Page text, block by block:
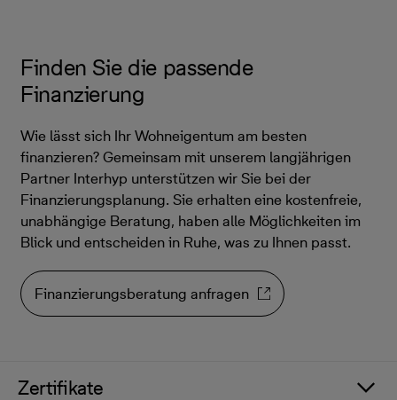
Finden Sie die passende
Finanzierung
Wie lässt sich Ihr Wohneigentum am besten
finanzieren? Gemeinsam mit unserem langjährigen
Partner Interhyp unterstützen wir Sie bei der
Finanzierungsplanung. Sie erhalten eine kostenfreie,
unabhängige Beratung, haben alle Möglichkeiten im
Blick und entscheiden in Ruhe, was zu Ihnen passt.
Finanzierungsberatung anfragen
Zertifikate